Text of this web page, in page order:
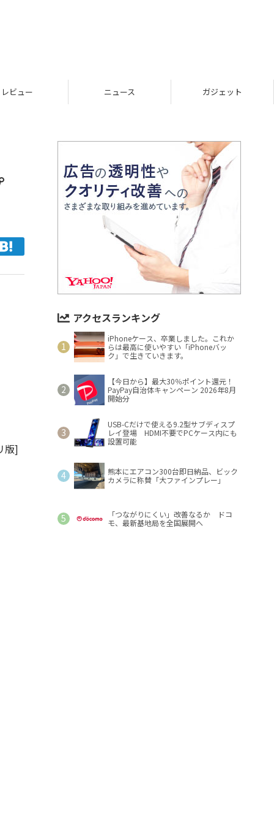
レビュー ニュース ガジェット
版]
アクセスランキング
iPhoneケース、卒業しました。これか
らは最高に使いやすい「iPhoneバッ
ク」で生きていきます。
【今日から】最大30％ポイント還元！
PayPay自治体キャンペーン 2026年8月
開始分
USB-Cだけで使える9.2型サブディスプ
レイ登場 HDMI不要でPCケース内にも
設置可能
熊本にエアコン300台即日納品、ビック
カメラに称賛「大ファインプレー」
「つながりにくい」改善なるか ドコ
モ、最新基地局を全国展開へ